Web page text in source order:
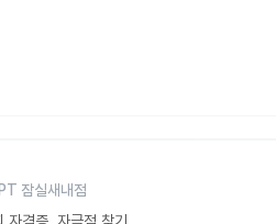
잠실새내점
자격증, 자극점 찾기